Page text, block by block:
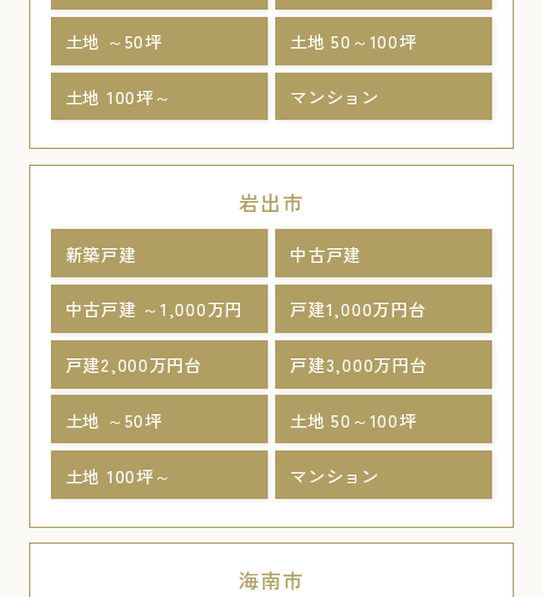
土地 ～50坪 土地 50～100坪
土地 100坪～ マンション
岩出市
新築戸建 中古戸建
中古戸建 ～1,000万円 戸建1,000万円台
戸建2,000万円台 戸建3,000万円台
土地 ～50坪 土地 50～100坪
土地 100坪～ マンション
海南市